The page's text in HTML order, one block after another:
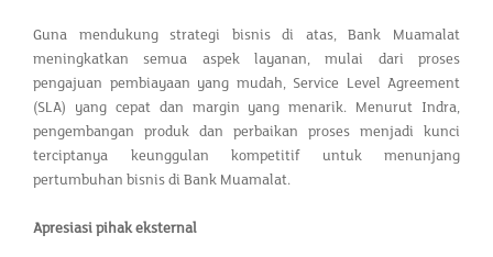
Guna mendukung strategi bisnis di atas, Bank Muamalat
meningkatkan semua aspek layanan, mulai dari proses
pengajuan pembiayaan yang mudah, Service Level Agreement
(SLA) yang cepat dan margin yang menarik. Menurut Indra,
pengembangan produk dan perbaikan proses menjadi kunci
terciptanya keunggulan kompetitif untuk menunjang
pertumbuhan bisnis di Bank Muamalat.
Apresiasi pihak eksternal